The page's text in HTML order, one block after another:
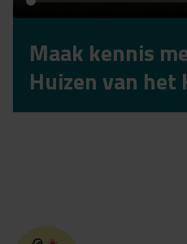
Maak kennis
Huizen van het